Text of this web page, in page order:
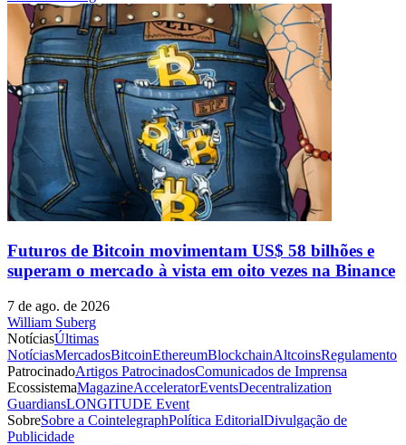
Futuros de Bitcoin movimentam US$ 58 bilhões e
superam o mercado à vista em oito vezes na Binance
7 de ago. de 2026
William Suberg
NotíciasÚltimas
NotíciasMercadosBitcoinEthereumBlockchainAltcoinsRegulamento
PatrocinadoArtigos PatrocinadosComunicados de Imprensa
EcossistemaMagazineAcceleratorEventsDecentralization
GuardiansLONGITUDE Event
SobreSobre a CointelegraphPolítica EditorialDivulgação de
Publicidade